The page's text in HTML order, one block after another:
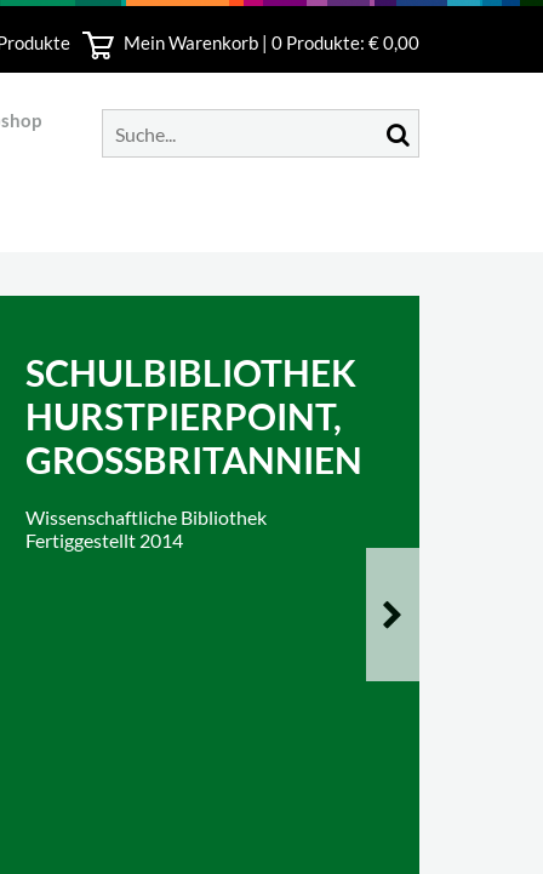
Mein Warenkorb | 0 Produkte: € 0,00
SCHULBIBLIOTHEK
HURSTPIERPOINT,
GROSSBRITANNIEN
Wissenschaftliche Bibliothek
Fertiggestellt 2014